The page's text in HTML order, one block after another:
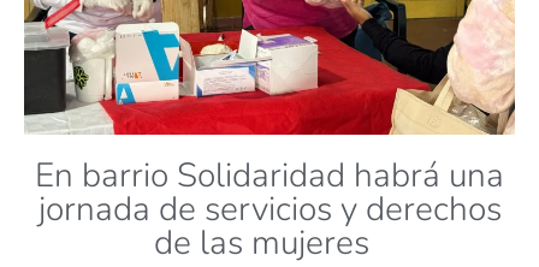
En barrio Solidaridad habrá una
jornada de servicios y derechos
de las mujeres